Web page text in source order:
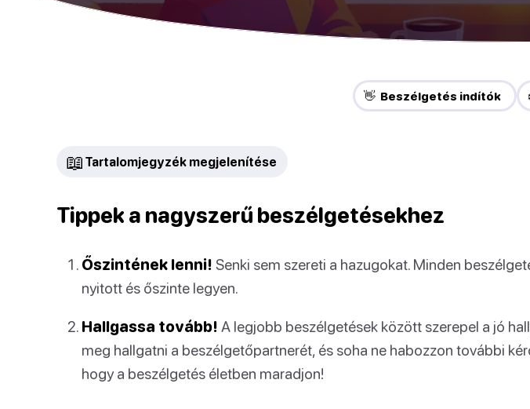
👋 Beszélgetés indítók
📖 Tartalomjegyzék megjelenítése
Tippek a nagyszerű beszélgetésekhez
Őszintének lenni! Senki sem szereti a hazugokat. Minden
nyitott és őszinte legyen.
Hallgassa tovább! A legjobb beszélgetések között szerepel a jó
meg hallgatni a beszélgetőpartnerét, és soha ne habozzon további
hogy a beszélgetés életben maradjon!